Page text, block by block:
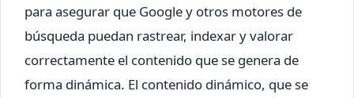
para asegurar que Google y otros motores de
búsqueda puedan rastrear, indexar y valorar
correctamente el contenido que se genera de
forma dinámica. El contenido dinámico, que se